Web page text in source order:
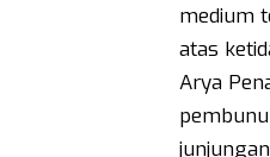
medium
atas
Arya